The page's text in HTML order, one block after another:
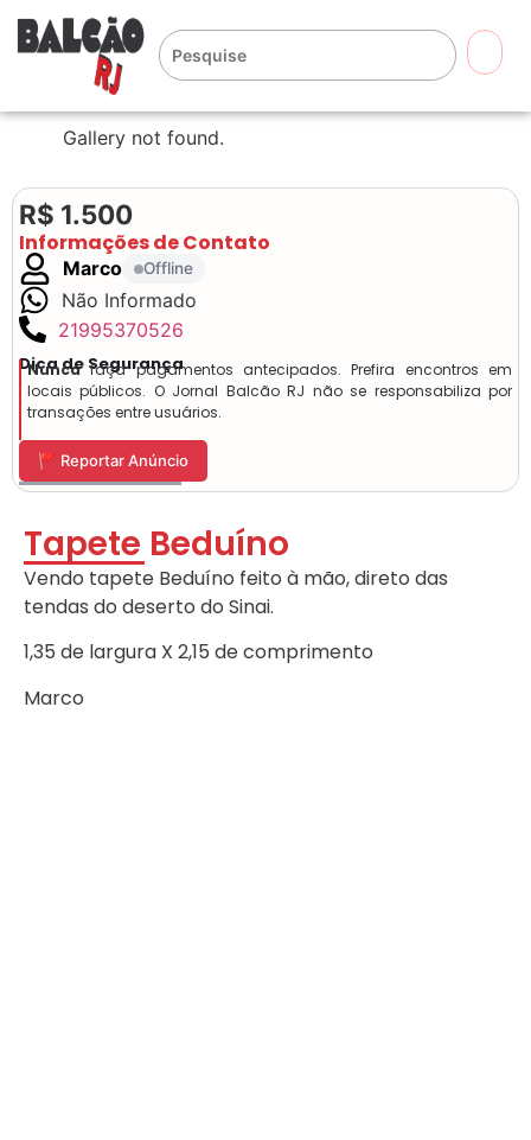
Gallery not found.
R$ 1.500
Informações de Contato
Marco Offline
Não Informado
21995370526
Dica de Segurança
Nuncafaça pagamentos antecipados. Prefira encontros em
locais públicos. O Jornal Balcão RJ não se responsabiliza por
transações entre usuários.
🚩 Reportar Anúncio
Tapete Beduíno
Vendo tapete Beduíno feito à mão, direto das
tendas do deserto do Sinai.
1,35 de largura X 2,15 de comprimento
Marco